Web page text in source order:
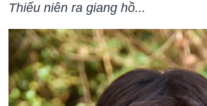
Thiếu niên ra giang hồ...